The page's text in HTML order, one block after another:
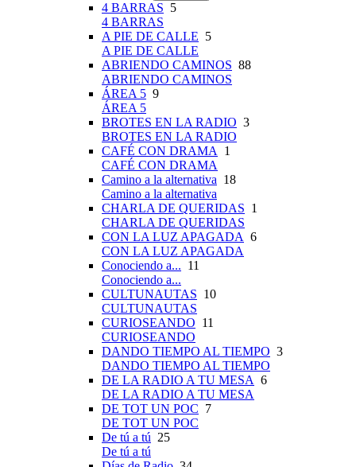
4 BARRAS 5
4 BARRAS
A PIE DE CALLE 5
A PIE DE CALLE
ABRIENDO CAMINOS 88
ABRIENDO CAMINOS
ÁREA 5 9
ÁREA 5
BROTES EN LA RADIO 3
BROTES EN LA RADIO
CAFÉ CON DRAMA
1
CAFÉ CON DRAMA
Camino a la alternativa 18
Camino a la alternativa
CHARLA DE QUERIDAS 1
CHARLA DE QUERIDAS
CON LA LUZ APAGADA 6
CON LA LUZ APAGADA
Conociendo a... 11
Conociendo a...
CULTUNAUTAS 10
CULTUNAUTAS
CURIOSEANDO 11
CURIOSEANDO
DANDO TIEMPO AL TIEMPO 3
DANDO TIEMPO AL TIEMPO
DE LA RADIO A TU MESA 6
DE LA RADIO A TU MESA
DE TOT UN POC 7
DE TOT UN POC
De tú a tú 25
De tú a tú